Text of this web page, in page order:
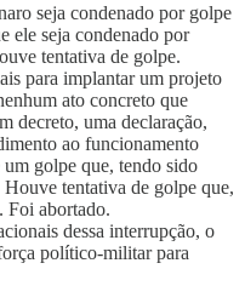
seja condenado por golpe
ele seja condenado por
tentativa de golpe.
para implantar um projeto
ato concreto que
decreto, uma declaração,
ao funcionamento
golpe que, tendo sido
tentativa de golpe que,
Foi abortado.
dessa interrupção, o
político-militar para